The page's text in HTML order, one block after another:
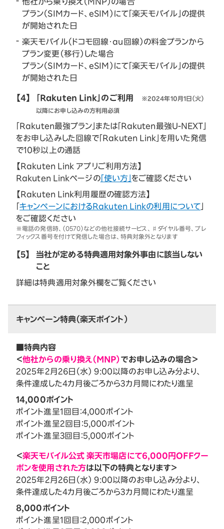
プラン（SIMカード、eSIM）にて「楽天モバイル」の提供
が開始された日
楽天モバイル（ドコモ回線・au回線）の料金プランから
プラン変更（移行）した場合
プラン（SIMカード、eSIM）にて「楽天モバイル」の提供
が開始された日
【4】 「Rakuten Link」のご利用
※2024年10月1日（火）
以降にお申し込みの方利用必須
「Rakuten最強プラン」または「Rakuten最強U-NEXT」
をお申し込みした回線で「Rakuten Link」を用いた発信
で10秒以上の通話
【Rakuten Link アプリご利用方法】
Rakuten Linkページの「使い方」 をご確認ください
【Rakuten Link利用履歴の確認方法】
「キャンペーンにおけるRakuten Linkの利用について
をご確認ください
※電話の発信時、（0570）などの他社接続サービス、♯ダイヤル番号、プレ
フィックス番号を付けて発信した場合は、特典対象外となります
【5】
当社が定める特典適用対象外事由に該当しない
こと
詳細は特典適用対象外欄をご覧ください
キャンペーン特典（楽天ポイント）
■特典内容
＜他社からの乗り換え（MNP）でお申し込みの場合＞
2025年2月26日（水） 9:00以降のお申し込み分より、
条件達成した4カ月後ごろから3カ月間にわたり進呈
14,000ポイント
ポイント進呈1回目：4,000ポイント
ポイント進呈2回目：5,000ポイント
ポイント進呈3回目：5,000ポイント
＜楽天モバイル公式 楽天市場店にて6,000円OFFクー
ポンを使用された方は以下の特典となります＞
2025年2月26日（水） 9:00以降のお申し込み分より、
条件達成した4カ月後ごろから3カ月間にわたり進呈
8,000ポイント
ポイント進呈1回目：2,000ポイント